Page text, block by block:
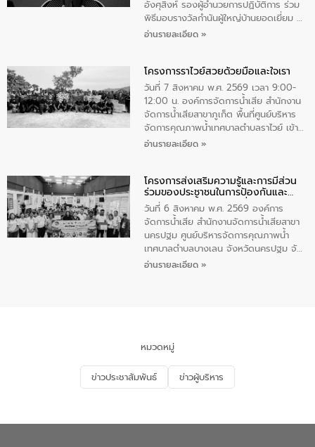
ทําความสะอาดภายในบริเวณ จัดกิจกรรม
เพื่อถวายเป็นพระราชกุศล สมเด็จพระนาง
เจ้าสิริกิติ์พระบรมราชินีนาถ พระบรมราช
อังศุสิงห์ รองผู้อำนวยการปฏิบัติการ ร่วม
พิธีมอบรางวัลกำนันผู้ใหญ่บ้านยอดเยี่ยม ณ
ทำเนียบรัฐบาล โดยมีนายอนุทิน ชาญวีรกูล
ทองคำและประกาศเกียรติคุณให้แก่ กำนัน
ผู้ใหญ่บ้านยอดเยี่ยม พร้อมกล่าวชื่นชม ให้
โอวาท และมอบนโยบาย
อ่านรายละเอียด »
โครงการราไวย์สวยด้วยมือและใจเรา
วันที่ 7 สิงหาคม พ.ศ. 2569 เวลา 9:00-
12:00 น. องค์การจัดการน้ำเสีย สำนักงาน
จัดการน้ำเสียสาขาภูเก็ต พื้นที่ศูนย์บริหาร
จัดการคุณภาพน้ำเทศบาลตำบลราไวย์ เข้า
ร่วมโครงการราไวย์สวยด้วยมือและใจเรา
ประชาชน ตัวแทนจากโรงแรมต่างๆ ในเขต
เทศบาลตำบลราไวย์ ศูนย์บริหารจัดการ
คุณภาพน้ำเทศบาลตำบลราไวย์ นำโดยนาย
น้อย แก้วเศษ ผู้จัดการสำนักงานจัดการน้ำ
เสียสาขาภูเก็ต พร้อมด้วยเจ้าหน้าที่ จำนวน
5 คน ร่วมทำกิจกรรม ทำความสะอาด
ชายหาดและแหล่งท่องเที่ยว ณ บริเวณ
อ่านรายละเอียด »
โครงการส่งเสริมความรู้และการมีส่วน
ร่วมของประชาชนในการป้องกันและ
แก้ไขปัญหาน้ำเสียอย่างยั่งยืน
วันที่ 6 สิงหาคม พ.ศ. 2569 องค์การ
จัดการน้ำเสีย สำนักงานจัดการน้ำเสียสาขา
นครปฐม ศูนย์บริหารจัดการคุณภาพน้ำ
เทศบาลตำบลบางเลน จังหวัดนครปฐม จัด
กิจกรรมภายใต้โครงการส่งเสริมความรู้และ
จัดการน้ำเสียและสร้างจิตสำนึกในการ
อนุรักษ์สิ่งแวดล้อม ในหัวข้อ “น้ำเสียชุมชน
และการบำบัดน้ำเสียเบื้องต้น” โดยให้ความรู้
เกี่ยวกับสาเหตุและผลกระทบของน้ำเสีย
ณ เทศบาลตำบลบางเลน จังหวัดนครปฐม
อ่านรายละเอียด »
หมวดหมู่
ข่าวประชาสัมพันธ์ ข่าวผู้บริหาร